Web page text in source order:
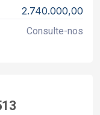
2.740.000,00
Consulte-nos